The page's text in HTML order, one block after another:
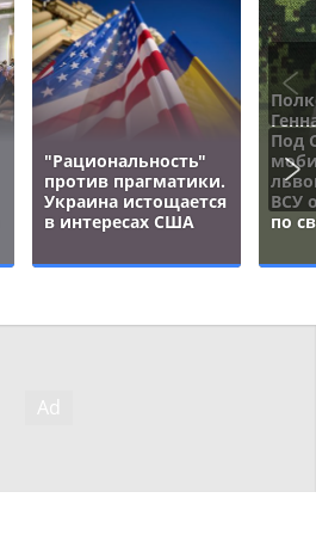
"Рациональность"
против прагматики.
Украина истощается
в интересах США
Под
ВСУ
по